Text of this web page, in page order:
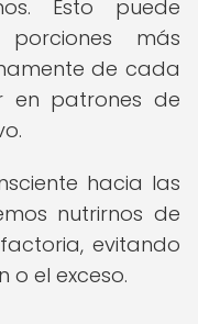
Esto puede
más
de cada
en patrones de
hacia las
nutrirnos de
evitando
o el exceso.